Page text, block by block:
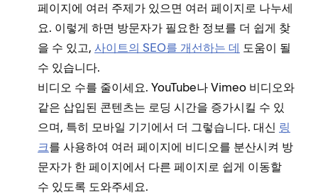
페이지에 여러 주제가 있으면 여러 페이지로 나누세
요. 이렇게 하면 방문자가 필요한 정보를 더 쉽게 찾
을 수 있고, 사이트의 SEO를 개선하는 데 도움이 될
수 있습니다.
비디오 수를 줄이세요. YouTube나 Vimeo 비디오와
같은 삽입된 콘텐츠는 로딩 시간을 증가시킬 수 있
으며, 특히 모바일 기기에서 더 그렇습니다. 대신 링
크를 사용하여 여러 페이지에 비디오를 분산시켜 방
문자가 한 페이지에서 다른 페이지로 쉽게 이동할
수 있도록 도와주세요.